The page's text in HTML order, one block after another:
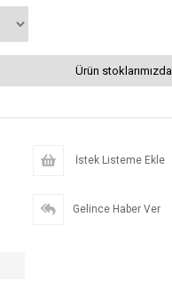
Ürün
İstek Listeme Ekle
Gelince Haber Ver